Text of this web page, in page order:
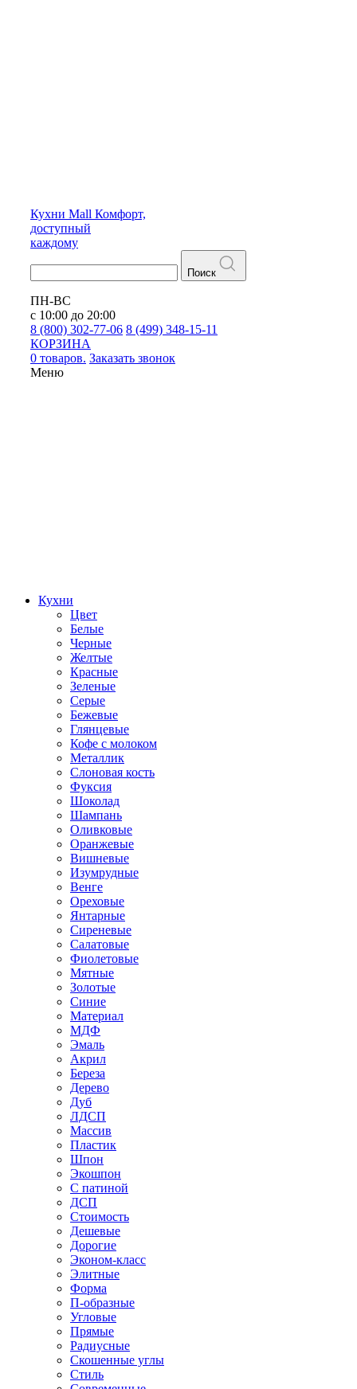
Кухни Mall Комфорт,
доступный
каждому
Поиск
ПН-ВС
с 10:00 до 20:00
8 (800) 302-77-06 8 (499) 348-15-11
КОРЗИНА
0 товаров. Заказать звонок
Меню
Кухни
Цвет
Белые
Черные
Желтые
Красные
Зеленые
Серые
Бежевые
Глянцевые
Кофе с молоком
Металлик
Слоновая кость
Фуксия
Шоколад
Шампань
Оливковые
Оранжевые
Вишневые
Изумрудные
Венге
Ореховые
Янтарные
Сиреневые
Салатовые
Фиолетовые
Мятные
Золотые
Синие
Материал
МДФ
Эмаль
Акрил
Береза
Дерево
Дуб
ЛДСП
Массив
Пластик
Шпон
Экошпон
С патиной
ДСП
Стоимость
Дешевые
Дорогие
Эконом-класс
Элитные
Форма
П-образные
Угловые
Прямые
Радиусные
Скошенные углы
Стиль